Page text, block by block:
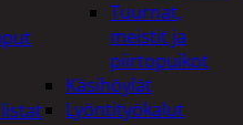
Tuurnat,
meistit ja
piirtopuikot
Käsihöylät
Lyöntityökalut